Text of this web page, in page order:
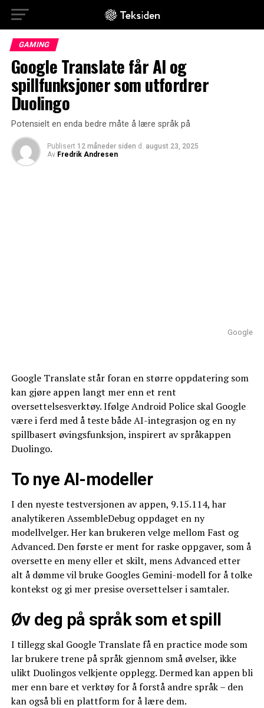
GAMING
Google Translate får AI og
spillfunksjoner som utfordrer
Duolingo
Potensielt en enda bedre måte å lære språk på
Publisert 12 måneder siden d. august 23, 2025
Av Fredrik Andresen
Google
Google Translate står foran en større oppdatering som
kan gjøre appen langt mer enn et rent
oversettelsesverktøy. Ifølge Android Police skal Google
være i ferd med å teste både AI-integrasjon og en ny
spillbasert øvingsfunksjon, inspirert av språkappen
Duolingo.
To nye AI-modeller
I den nyeste testversjonen av appen, 9.15.114, har
analytikeren AssembleDebug oppdaget en ny
modellvelger. Her kan brukeren velge mellom Fast og
Advanced. Den første er ment for raske oppgaver, som å
oversette en meny eller et skilt, mens Advanced etter
alt å dømme vil bruke Googles Gemini-modell for å tolke
kontekst og gi mer presise oversettelser i samtaler.
Øv deg på språk som et spill
I tillegg skal Google Translate få en practice mode som
lar brukere trene på språk gjennom små øvelser, ikke
ulikt Duolingos velkjente opplegg. Dermed kan appen bli
mer enn bare et verktøy for å forstå andre språk – den
kan også bli en plattform for å lære dem.